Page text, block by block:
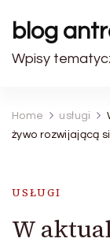
blog
Wpisy
Home usługi
żywo rozwijającą
USŁUGI
W